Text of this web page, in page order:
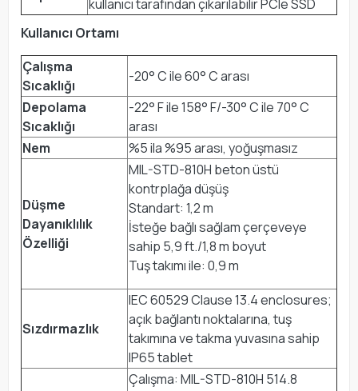
kullanıcı tarafından çıkarılabilir PCIe SSD
Kullanıcı Ortamı
Çalışma
Sıcaklığı
-20° C ile 60° C arası
Depolama
Sıcaklığı
-22° F ile 158° F/-30° C ile 70° C
arası
Nem
%5 ila %95 arası, yoğuşmasız
Düşme
Dayanıklılık
Özelliği
MIL-STD-810H beton üstü
kontrplağa düşüş
Standart: 1,2 m
İsteğe bağlı sağlam çerçeveye
sahip 5,9 ft./1,8 m boyut
Tuş takımı ile: 0,9 m
Sızdırmazlık
IEC 60529 Clause 13.4 enclosures;
açık bağlantı noktalarına, tuş
takımına ve takma yuvasına sahip
IP65 tablet
Çalışma: MIL-STD-810H 514.8